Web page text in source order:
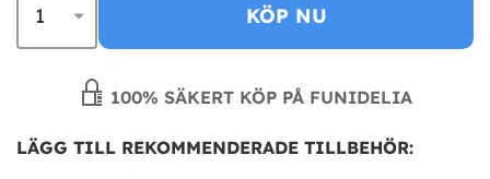
KÖP NU
100% SÄKERT KÖP PÅ FUNIDELIA
LÄGG TILL REKOMMENDERADE TILLBEHÖR: